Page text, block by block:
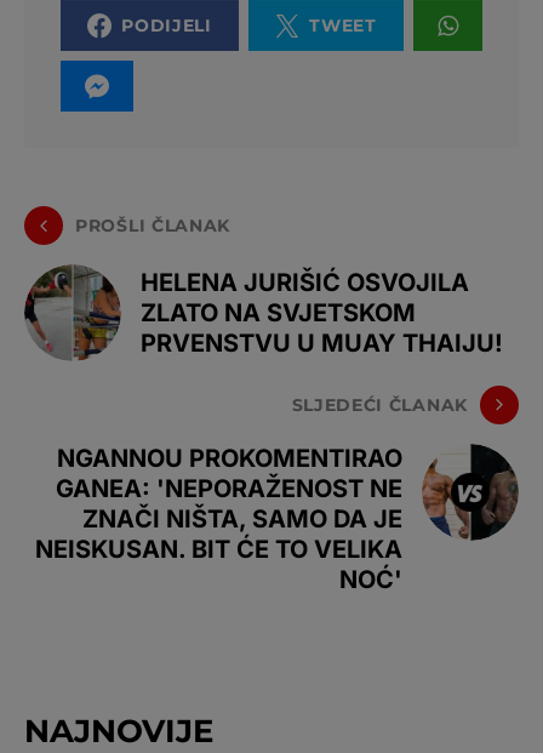
PODIJELI TWEET
PROŠLI ČLANAK
HELENA JURIŠIĆ OSVOJILA
ZLATO NA SVJETSKOM
PRVENSTVU U MUAY THAIJU!
SLJEDEĆI ČLANAK
NGANNOU PROKOMENTIRAO
GANEA: 'NEPORAŽENOST NE
ZNAČI NIŠTA, SAMO DA JE
NEISKUSAN. BIT ĆE TO VELIKA
NOĆ'
NAJNOVIJE